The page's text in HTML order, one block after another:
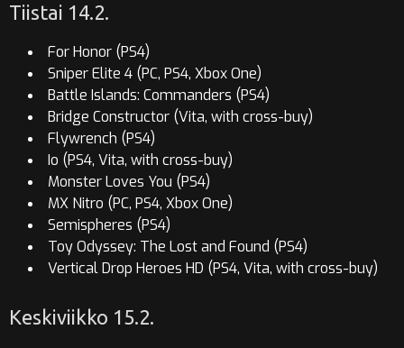
Tiistai 14.2.
For Honor (PS4)
Sniper Elite 4 (PC, PS4, Xbox One)
Battle Islands: Commanders (PS4)
Bridge Constructor (Vita, with cross-buy)
Flywrench (PS4)
Io (PS4, Vita, with cross-buy)
Monster Loves You (PS4)
MX Nitro (PC, PS4, Xbox One)
Semispheres (PS4)
Toy Odyssey: The Lost and Found (PS4)
Vertical Drop Heroes HD (PS4, Vita, with cross-buy)
Keskiviikko 15.2.